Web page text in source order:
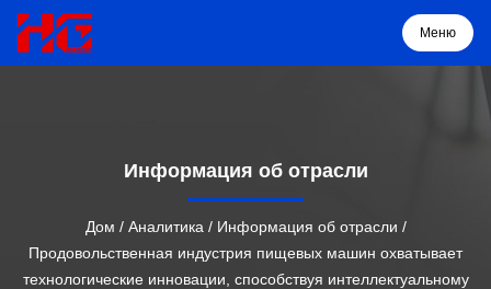
Меню
Продукция
Информация об отрасли
Дом / Аналитика / Информация об отрасли /
Продовольственная индустрия пищевых машин охватывает
технологические инновации, способствуя интеллектуальному